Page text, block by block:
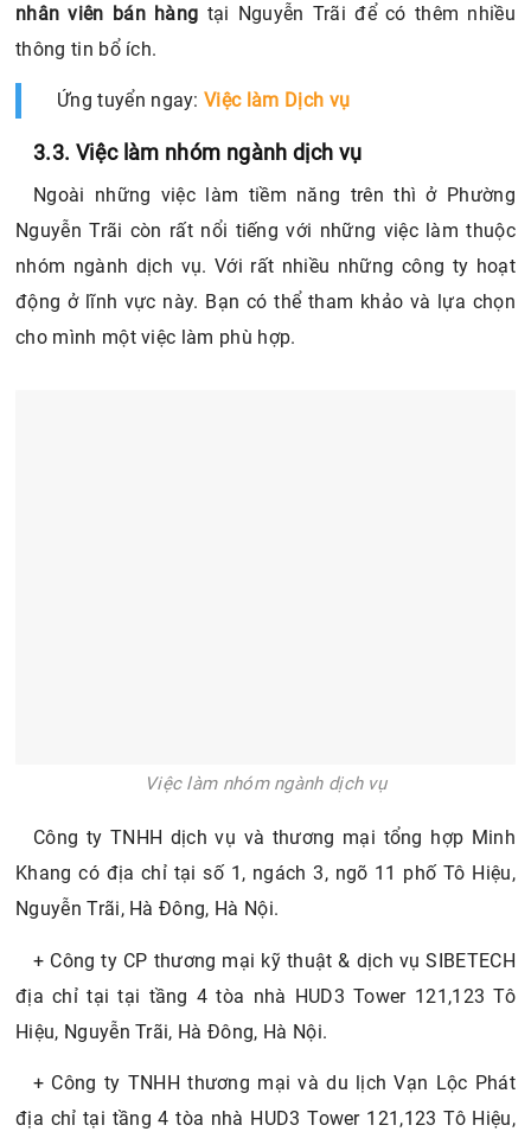
nhân viên bán hàng tại Nguyễn Trãi để có thêm nhiều
thông tin bổ ích.
Ứng tuyển ngay:Việc làm Dịch vụ
3.3. Việc làm nhóm ngành dịch vụ
Ngoài những việc làm tiềm năng trên thì ở Phường
Nguyễn Trãi còn rất nổi tiếng với những việc làm thuộc
nhóm ngành dịch vụ. Với rất nhiều những công ty hoạt
động ở lĩnh vực này. Bạn có thể tham khảo và lựa chọn
cho mình một việc làm phù hợp.
Việc làm nhóm ngành dịch vụ
Công ty TNHH dịch vụ và thương mại tổng hợp Minh
Khang có địa chỉ tại số 1, ngách 3, ngõ 11 phố Tô Hiệu,
Nguyễn Trãi, Hà Đông, Hà Nội.
+ Công ty CP thương mại kỹ thuật & dịch vụ SIBETECH
địa chỉ tại tại tầng 4 tòa nhà HUD3 Tower 121,123 Tô
Hiệu, Nguyễn Trãi, Hà Đông, Hà Nội.
+ Công ty TNHH thương mại và du lịch Vạn Lộc Phát
địa chỉ tại tầng 4 tòa nhà HUD3 Tower 121,123 Tô Hiệu,